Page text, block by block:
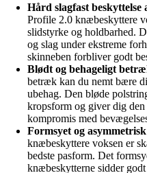
Hård slagfast
Profile 2.0 knæbeskyttere
slidstyrke og holdbarhed.
og slag under ekstreme
skinneben forbliver godt
Blødt og behageligt
betræk kan du nemt bære
ubehag. Den bløde
kropsform og giver dig den
kompromis med
Formsyet og
knæbeskyttere voksen er
bedste pasform. Det
knæbeskytterne sidder